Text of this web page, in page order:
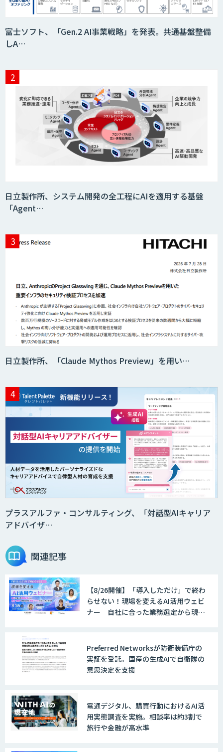
富士ソフト、「Gen.2 AI事業戦略」を発表。共通基盤整備
しA…
日立製作所、システム開発の全工程にAIを適用する基盤
「Agent…
日立製作所、「Claude Mythos Preview」を用い…
プラスアルファ・コンサルティング、「対話型AIキャリア
アドバイザ…
関連記事
【8/26開催】「導入しただけ」で終わ
らせない！現場を変えるAI活用ウェビ
ナー 自社に合った業務選定から現
Preferred Networksが防衛装備庁の
実証を受託。国産の生成AIで自衛隊の
意思決定を支援
電通デジタル、購買行動におけるAI活
用実態調査を実施。相談率は約3割で
旅行や金融が高水準